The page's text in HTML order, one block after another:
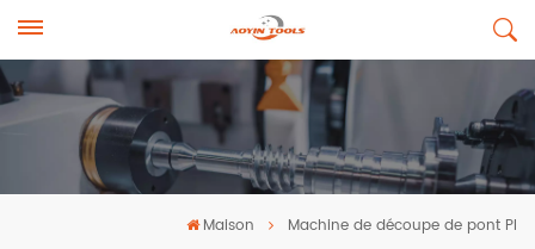
Maison Machine de découpe de pont Pl